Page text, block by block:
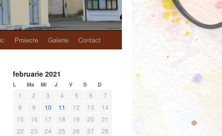
Proiecte Galerie Contact
februarie 2021
L Ma Mi J V S D
1 2 3 4 5 6
7
8
9 10 11 12 13
14
15
16 17 18 19 20
21
22
23 24 25 26 27
28